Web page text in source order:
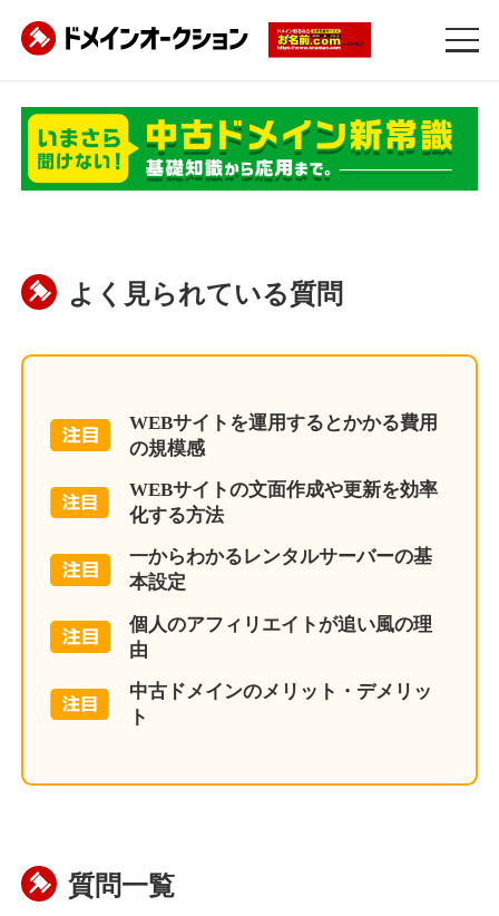
よく見られている質問
WEBサイトを運用するとかかる費用
の規模感
WEBサイトの文面作成や更新を効率
化する方法
一からわかるレンタルサーバーの基
本設定
個人のアフィリエイトが追い風の理
由
中古ドメインのメリット・デメリッ
ト
質問一覧